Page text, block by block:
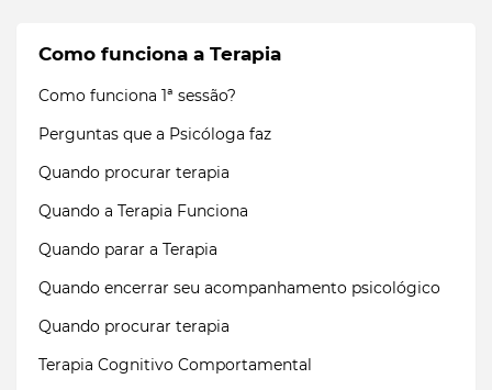
Como funciona a Terapia
Como funciona 1ª sessão?
Perguntas que a Psicóloga faz
Quando procurar terapia
Quando a Terapia Funciona
Quando parar a Terapia
Quando encerrar seu acompanhamento psicológico
Quando procurar terapia
Terapia Cognitivo Comportamental